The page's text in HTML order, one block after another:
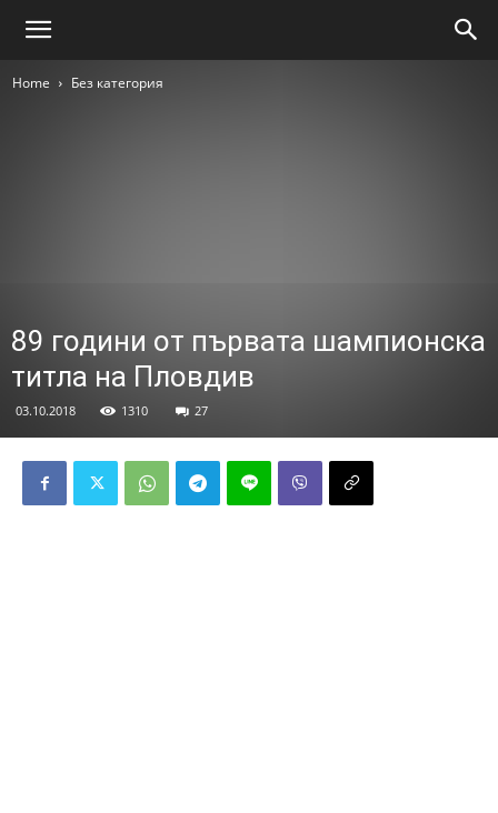
Home Без категория
89 години от първата шампионска
титла на Пловдив
03.10.2018 1310 27